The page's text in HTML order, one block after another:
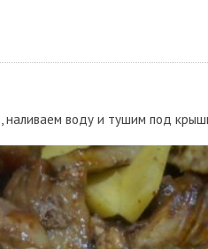
воду и тушим под